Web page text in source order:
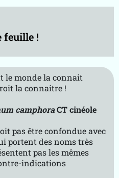
feuille !
le monde la connait
la connaitre !
camphoraCT cinéole
pas être confondue avec
portent des noms très
pas les mêmes
indications